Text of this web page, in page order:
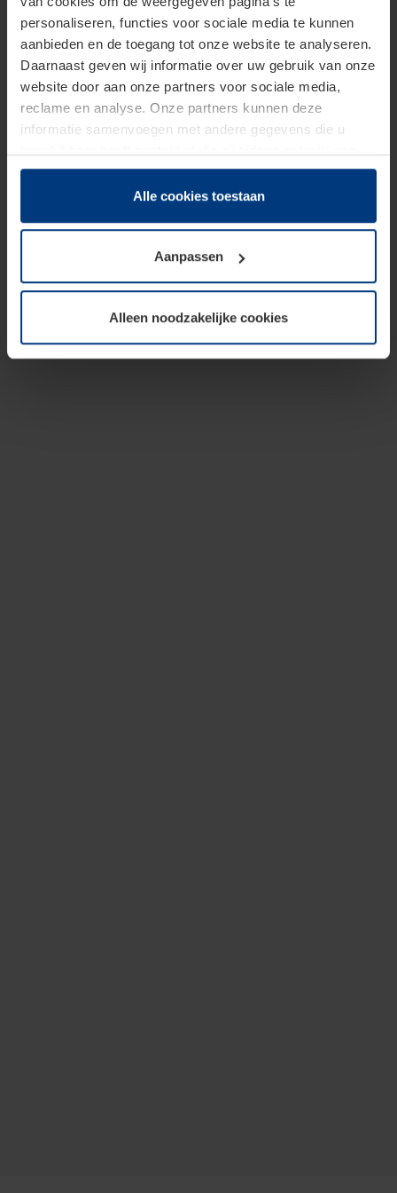
personaliseren, functies voor sociale media te kunnen
aanbieden en de toegang tot onze website te analyseren.
Daarnaast geven wij informatie over uw gebruik van onze
website door aan onze partners voor sociale media,
reclame en analyse. Onze partners kunnen deze
informatie samenvoegen met andere gegevens die u
hun diensten hebben verzameld.
Juridisch hebben wij het recht om cookies op uw
van deze pagina's absoluut vereist is. Voor alle andere
soorten cookies is uw toestemming benodigd. Uw
toestemming kunt u op elk moment bij de uitleg van de
wijzigen of herroepen.
Alle cookies toestaan
Aanpassen
Alleen noodzakelijke cookies